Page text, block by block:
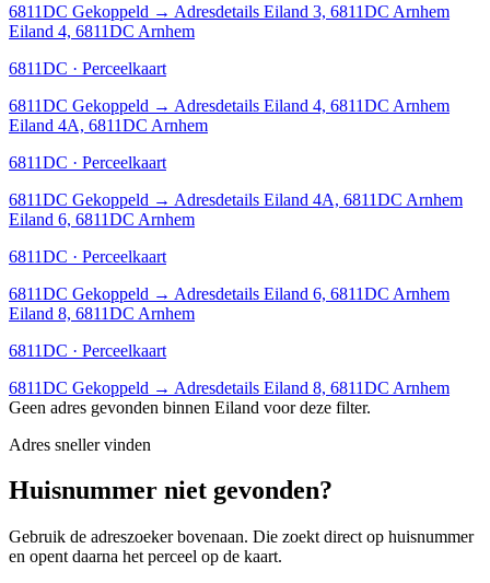
6811DC Gekoppeld → Adresdetails Eiland 3, 6811DC Arnhem
Eiland 4, 6811DC Arnhem
6811DC · Perceelkaart
6811DC Gekoppeld → Adresdetails Eiland 4, 6811DC Arnhem
Eiland 4A, 6811DC Arnhem
6811DC · Perceelkaart
6811DC Gekoppeld → Adresdetails Eiland 4A, 6811DC Arnhem
Eiland 6, 6811DC Arnhem
6811DC · Perceelkaart
6811DC Gekoppeld → Adresdetails Eiland 6, 6811DC Arnhem
Eiland 8, 6811DC Arnhem
6811DC · Perceelkaart
6811DC Gekoppeld → Adresdetails Eiland 8, 6811DC Arnhem
Geen adres gevonden binnen Eiland voor deze filter.
Adres sneller vinden
Huisnummer niet gevonden?
Gebruik de adreszoeker bovenaan. Die zoekt direct op huisnummer
en opent daarna het perceel op de kaart.